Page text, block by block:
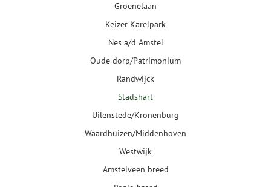
Groenelaan
Keizer Karelpark
Nes a/d Amstel
Oude dorp/Patrimonium
Randwijck
Stadshart
Uilenstede/Kronenburg
Waardhuizen/Middenhoven
Westwijk
Amstelveen breed